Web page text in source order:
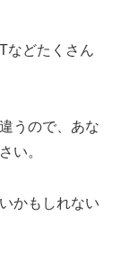
などたくさん
うので、あな
い。
かもしれない